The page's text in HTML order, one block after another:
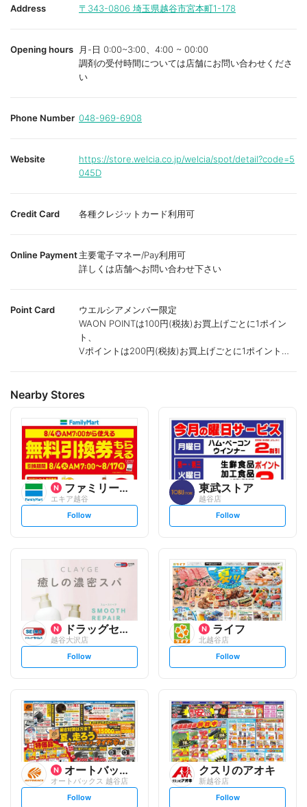
Address 〒343-0806 埼玉県越谷市宮本町1-178
Opening hours
月-日 0:00~3:00、4:00 ~ 00:00
調剤の受付時間については店舗にお問い合わせくださ
い
Phone Number 048-969-6908
Website
https://store.welcia.co.jp/welcia/spot/detail?code=5
045D
Credit Card 各種クレジットカード利用可
Online Payment主要電子マネー/Pay利用可
詳しくは店舗へお問い合わせ下さい
Point Card
ウエルシアメンバー限定
WAON POINTは100円(税抜)お買上げごとに1ポイン
ト、
Vポイントは200円(税抜)お買上げごとに1ポイント進
Nearby Stores
ファミリーマート
エキア越谷
s
t
l
o
w
Follow
東武ストア
越谷店
s
t
l
o
w
Follow
ドラッグセイムス
越谷大沢店
s
t
l
o
w
Follow
ライフ
北越谷店
s
t
l
o
w
Follow
オートバックスグループ
オートバックス 越谷店
s
Follow
クスリのアオキ
新越谷店
s
Follow